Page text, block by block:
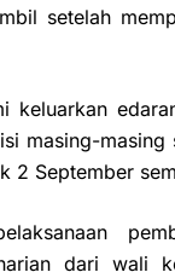
setelah
keluarkan
masing-
2 September
dari wali